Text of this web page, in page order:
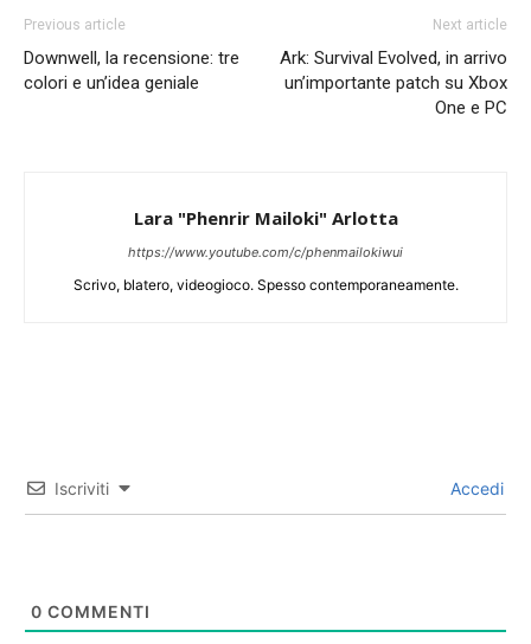
Previous article
Downwell, la recensione: tre
colori e un’idea geniale
Next article
Ark: Survival Evolved, in arrivo
un’importante patch su Xbox
One e PC
Lara "Phenrir Mailoki" Arlotta
https://www.youtube.com/c/phenmailokiwui
Scrivo, blatero, videogioco. Spesso contemporaneamente.
Iscriviti Accedi
0 COMMENTI